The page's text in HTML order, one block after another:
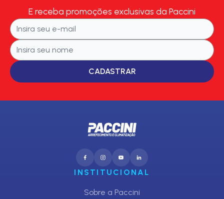
E receba promoções exclusivas da Paccini
CADASTRAR
INSTITUCIONAL
Sobre a Paccini